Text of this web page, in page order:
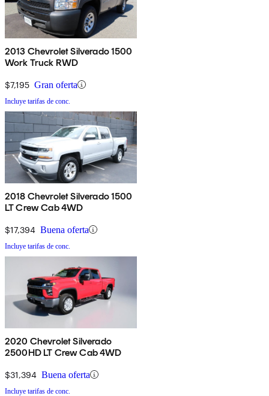
2013 Chevrolet Silverado 1500
Work Truck RWD
$7,195 Gran oferta
Incluye tarifas de conc.
2018 Chevrolet Silverado 1500
LT Crew Cab 4WD
$17,394 Buena oferta
Incluye tarifas de conc.
2020 Chevrolet Silverado
2500HD LT Crew Cab 4WD
$31,394 Buena oferta
Incluye tarifas de conc.